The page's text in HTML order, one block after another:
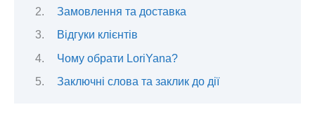
Замовлення та доставка
Відгуки клієнтів
Чому обрати LoriYana?
Заключні слова та заклик до дії